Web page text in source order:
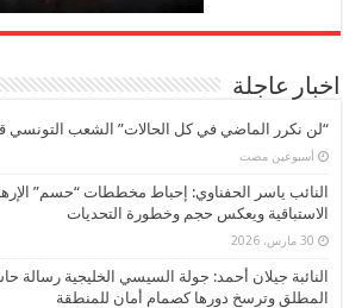
اخبار عاجلة
“لن نكرر الماضي في كل الحالات” الشعب التونسي
‏أسبوعين مضت
النائب ياسر الحفناوي: إحباط مخططات “حسم”
الاستباقية ويعكس حجم وخطورة التحديات
30 مارس، 2026
النائبة جيلان أحمد: جولة السيسي الخليجية رسالة
المطلق وترسخ دورها كصمام أمان للمنطقة